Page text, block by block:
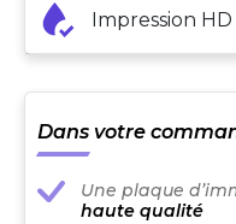
Impression
Dans votre
Une plaque
haute qualité